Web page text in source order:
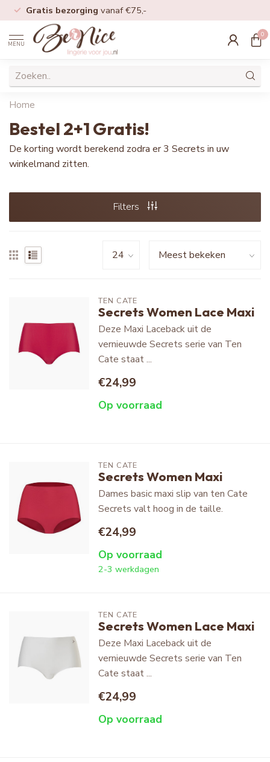
Gratis bezorging vanaf €75,-
MENU
0
Home
Bestel 2+1 Gratis!
De korting wordt berekend zodra er 3 Secrets in uw
winkelmand zitten.
Filters
TEN CATE
Secrets Women Lace Maxi
Deze Maxi Laceback uit de
vernieuwde Secrets serie van Ten
Cate staat ...
€24,99
Op voorraad
TEN CATE
Secrets Women Maxi
Dames basic maxi slip van ten Cate
Secrets valt hoog in de taille.
€24,99
Op voorraad
2-3 werkdagen
TEN CATE
Secrets Women Lace Maxi
Deze Maxi Laceback uit de
vernieuwde Secrets serie van Ten
Cate staat ...
€24,99
Op voorraad